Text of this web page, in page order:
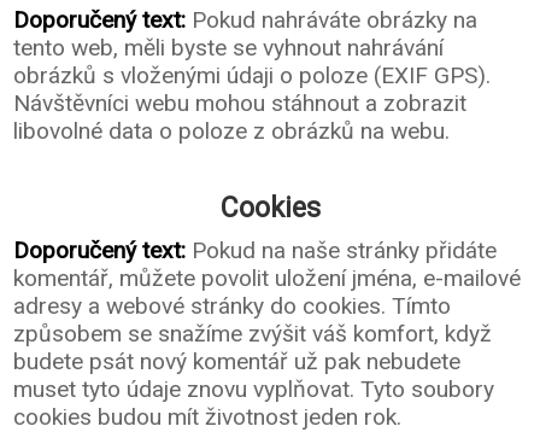
Doporučený text: Pokud nahráváte obrázky na
tento web, měli byste se vyhnout nahrávání
obrázků s vloženými údaji o poloze (EXIF GPS).
Návštěvníci webu mohou stáhnout a zobrazit
libovolné data o poloze z obrázků na webu.
Cookies
Doporučený text: Pokud na naše stránky přidáte
komentář, můžete povolit uložení jména, e-mailové
adresy a webové stránky do cookies. Tímto
způsobem se snažíme zvýšit váš komfort, když
budete psát nový komentář už pak nebudete
muset tyto údaje znovu vyplňovat. Tyto soubory
cookies budou mít životnost jeden rok.